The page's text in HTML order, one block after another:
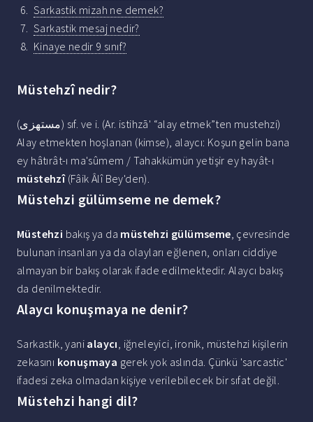
Sarkastik mizah ne demek?
Sarkastik mesaj nedir?
Kinaye nedir 9 sınıf?
Müstehzî nedir?
(ﻣﺴﺘﻬﺰﻯ) sıf. ve i. (Ar. istihzā' “alay etmek”ten mustehzі)
Alay etmekten hoşlanan (kimse), alaycı: Koşun gelin bana
ey hâtırât-ı ma'sûmem / Tahakkümün yetişir ey hayât-ı
müstehzî(Fâik Âlî Bey'den).
Müstehzi gülümseme ne demek?
Müstehzi bakış ya da müstehzi gülümseme, çevresinde
bulunan insanları ya da olayları eğlenen, onları ciddiye
almayan bir bakış olarak ifade edilmektedir. Alaycı bakış
da denilmektedir.
Alaycı konuşmaya ne denir?
Sarkastik, yani alaycı, iğneleyici, ironik, müstehzi kişilerin
zekasını konuşmaya gerek yok aslında. Çünkü 'sarcastic'
ifadesi zeka olmadan kişiye verilebilecek bir sıfat değil.
Müstehzi hangi dil?